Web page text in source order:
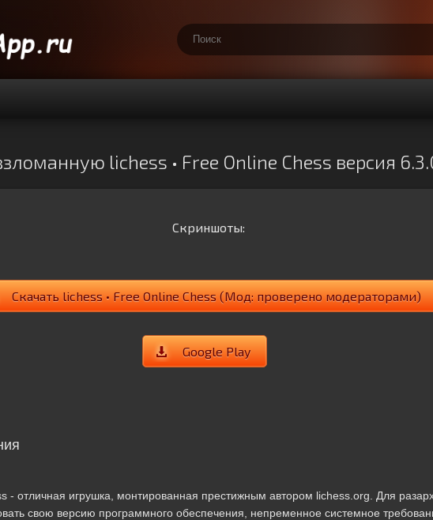
lichess • Free Online Chess версия
Скриншоты:
Скачать lichess • Free Online Chess (Мод: проверено модераторами)
Google Play
- отличная игрушка, монтированная престижным автором lichess.org. Для
свою версию программного обеспечения, непременное системное